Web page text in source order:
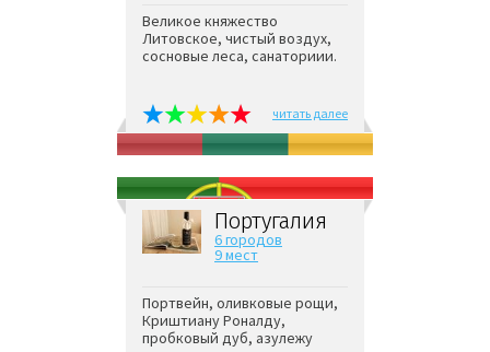
Великое княжество
Литовское, чистый воздух,
сосновые леса, санаториии.
читать далее
Португалия
6 городов
9 мест
Портвейн, оливковые рощи,
Криштиану Роналду,
пробковый дуб, азулежу